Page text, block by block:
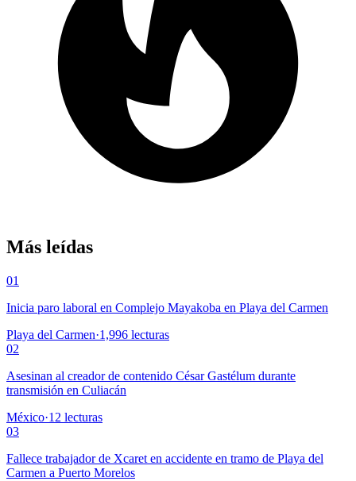
Más leídas
01
Inicia paro laboral en Complejo Mayakoba en Playa del Carmen
Playa del Carmen·1,996 lecturas
02
Asesinan al creador de contenido César Gastélum durante
transmisión en Culiacán
México·12 lecturas
03
Fallece trabajador de Xcaret en accidente en tramo de Playa del
Carmen a Puerto Morelos